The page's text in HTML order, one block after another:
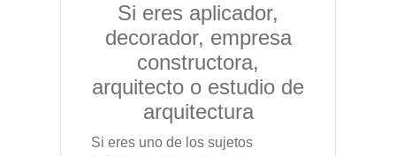
Si eres aplicador,
decorador, empresa
constructora,
arquitecto o estudio de
arquitectura
Si eres uno de los sujetos